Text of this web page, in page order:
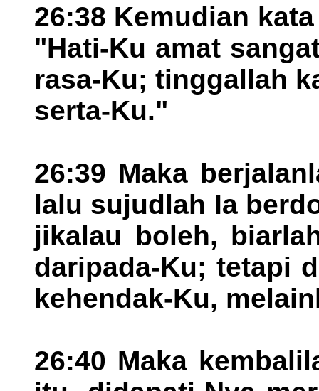
26:38 Kemudian
"Hati-Ku amat
rasa-Ku; tinggallah
serta-Ku."
26:39 Maka
lalu sujudlah Ia
jikalau boleh,
daripada-Ku; tetapi
kehendak-Ku,
26:40 Maka